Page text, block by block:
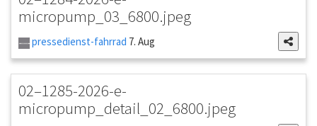
micropump_03_6800.jpeg
pressedienst-fahrrad 7. Aug
02–1285-2026-e-
micropump_detail_02_6800.jpeg